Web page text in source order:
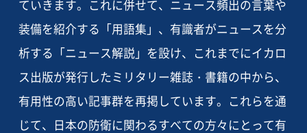
ていきます。これに併せて、ニュース頻出の言葉や
装備を紹介する「用語集」、有識者がニュースを分
析する「ニュース解説」を設け、これまでにイカロ
ス出版が発行したミリタリー雑誌・書籍の中から、
有用性の高い記事群を再掲しています。これらを通
じて、日本の防衛に関わるすべての方々にとって有